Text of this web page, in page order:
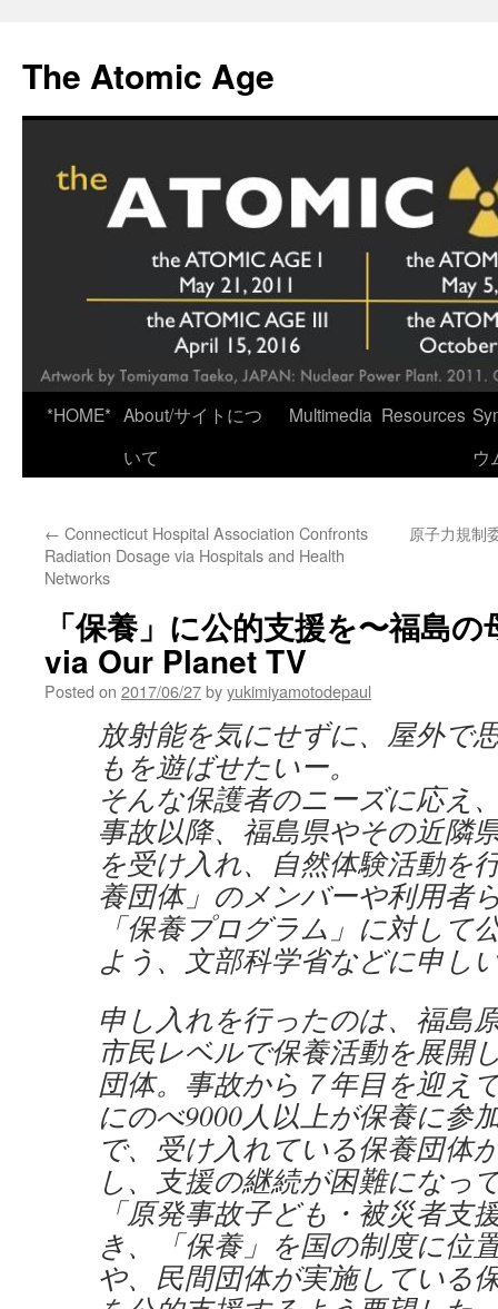
content
The Atomic Age
*HOME* About/サイトにつ
いて
Multimedia Resources
ウ
← Connecticut Hospital Association Confronts
Radiation Dosage via Hospitals and Health
Networks
原子力規制
「保養」に公的支援を〜福島
via Our Planet TV
Posted on 2017/06/27byyukimiyamotodepaul
放射能を気にせずに、屋外で
もを遊ばせたいー。
そんな保護者のニーズに応え
事故以降、福島県やその近隣
を受け入れ、自然体験活動を
養団体」のメンバーや利用者
「保養プログラム」に対して
よう、文部科学省などに申し
申し入れを行ったのは、福島
市民レベルで保養活動を展開
団体。事故から７年目を迎え
にのべ9000人以上が保養に参
で、受け入れている保養団体
し、支援の継続が困難になっ
「原発事故子ども・被災者支
き、「保養」を国の制度に位
や、民間団体が実施している